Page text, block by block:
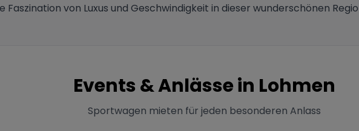
Faszination von Luxus und Geschwindigkeit in dieser wunderschönen
Events & Anlässe in Lohmen
Sportwagen mieten für jeden besonderen Anlass